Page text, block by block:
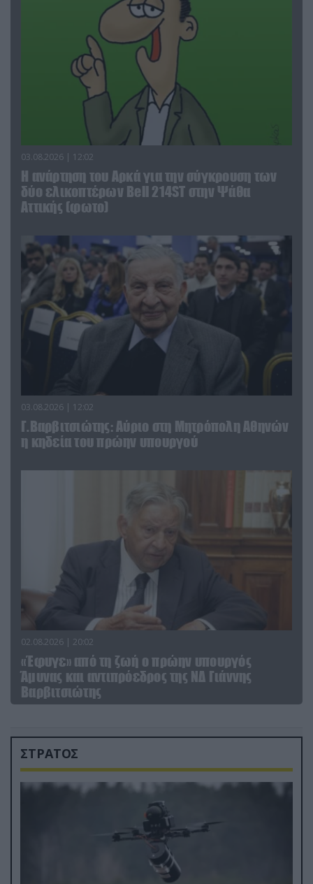
03.08.2026 | 12:02
Η ανάρτηση του Αρκά για την σύγκρουση των
δύο ελικοπτέρων Bell 214ST στην Ψάθα
Αττικής (φωτο)
03.08.2026 | 12:02
Γ.Βαρβιτσιώτης: Aύριο στη Μητρόπολη Αθηνών
η κηδεία του πρώην υπουργού
02.08.2026 | 20:02
«Έφυγε» από τη ζωή ο πρώην υπουργός
Άμυνας και αντιπρόεδρος της ΝΔ Γιάννης
Βαρβιτσιώτης
ΣΤΡΑΤΟΣ